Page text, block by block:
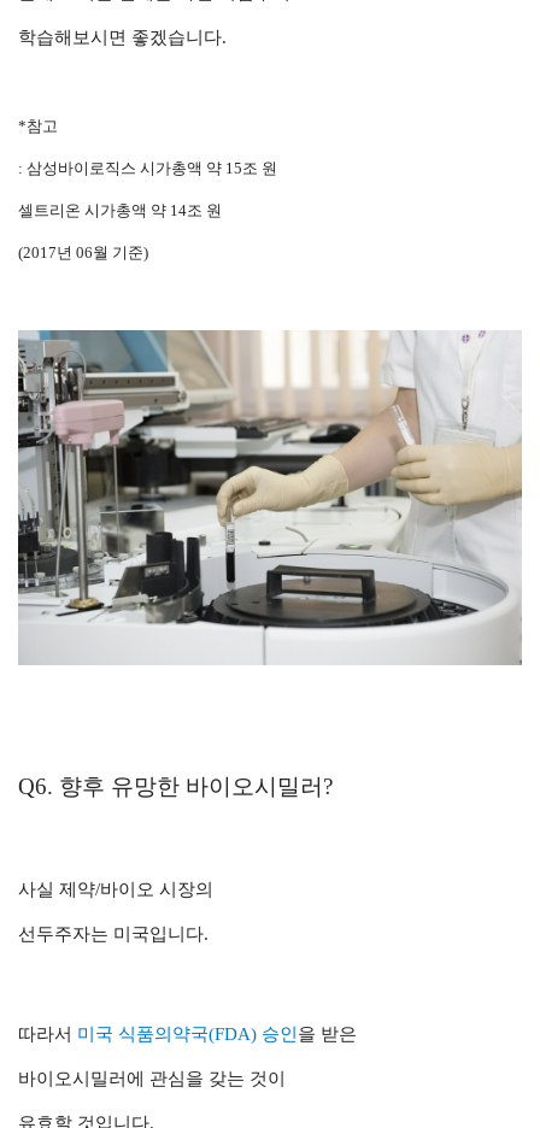
학습해보시면 좋겠습니다.
*참고
: 삼성바이로직스 시가총액 약 15조 원
셀트리온 시가총액 약 14조 원
(2017년 06월 기준)
Q6. 향후 유망한 바이오시밀러?
사실 제약/바이오 시장의
선두주자는 미국입니다.
따라서 미국 식품의약국(FDA) 승인 을 받은
바이오시밀러에 관심을 갖는 것이
유효할 것입니다.